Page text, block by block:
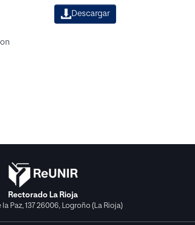
Descargar
Rectorado La Rioja
Paz, 137 26006, Logroño (La Rioja)